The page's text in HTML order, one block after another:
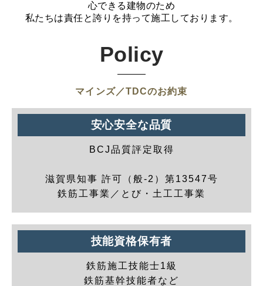
心できる建物のため
私たちは責任と誇りを持って施工しております。
Policy
マインズ／TDCのお約束
安心安全な品質
BCJ品質評定取得
滋賀県知事 許可（般-2）第13547号
鉄筋工事業／とび・土工工事業
技能資格保有者
鉄筋施工技能士1級
鉄筋基幹技能者など